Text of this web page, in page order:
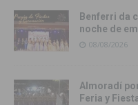
Benferri da
noche de
08/08/2026
Almoradí
Feria y